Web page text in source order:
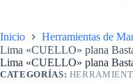
Inicio Herramientas de
Lima «CUELLO» plana
Lima «CUELLO» plana
CATEGORÍAS: